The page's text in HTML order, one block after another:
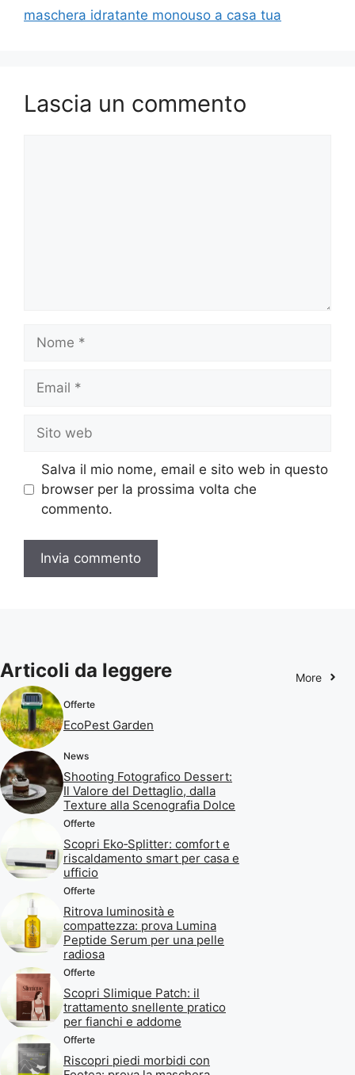
maschera idratante monouso a casa tua
Lascia un commento
Nome
Email
Sito
web
Salva il mio nome, email e sito web in questo
browser per la prossima volta che
commento.
Articoli da leggere More
Offerte
EcoPest Garden
News
Shooting Fotografico Dessert:
Il Valore del Dettaglio, dalla
Texture alla Scenografia Dolce
Offerte
Scopri Eko‑Splitter: comfort e
riscaldamento smart per casa e
ufficio
Offerte
Ritrova luminosità e
compattezza: prova Lumina
Peptide Serum per una pelle
radiosa
Offerte
Scopri Slimique Patch: il
trattamento snellente pratico
per fianchi e addome
Offerte
Riscopri piedi morbidi con